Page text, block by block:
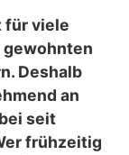
für viele
gewohnten
Deshalb
an
seit
frühzeitig